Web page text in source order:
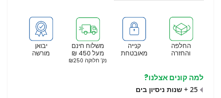
יבואן
מורשה
משלוח חינם
מעל 450 ₪
נק’ חלוקה ₪250
קנייה
מאובטחת
החלפה
והחזרה
למה קונים אצלנו?
25 + שנות ניסיון בים